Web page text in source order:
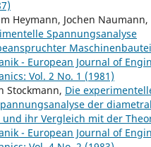
Heymann, Jochen
Spannungsanalyse
- European Journal of
Vol. 2 No. 1 (1981)
Stockmann, Die
der
und ihr Vergleich mit der
- European Journal of